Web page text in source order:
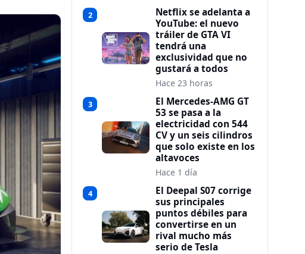
2
Netflix se adelanta a
YouTube: el nuevo
tráiler de GTA VI
tendrá una
exclusividad que no
gustará a todos
Hace 23 horas
3
El Mercedes-AMG GT
53 se pasa a la
electricidad con 544
CV y un seis cilindros
que solo existe en los
altavoces
Hace 1 día
4
El Deepal S07 corrige
sus principales
puntos débiles para
convertirse en un
rival mucho más
serio de Tesla